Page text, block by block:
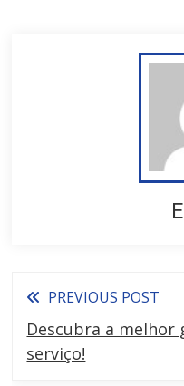
PREVIOUS POST
Descubra a melhor
serviço!